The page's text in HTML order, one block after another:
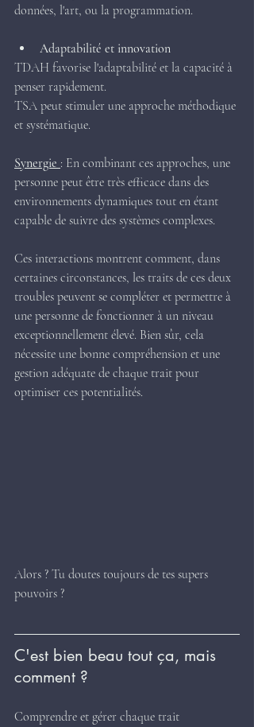
données, l'art, ou la programmation.
Adaptabilité et innovation
TDAH favorise l'adaptabilité et la capacité à
penser rapidement.
TSA peut stimuler une approche méthodique
et systématique.
Synergie : En combinant ces approches, une
personne peut être très efficace dans des
environnements dynamiques tout en étant
capable de suivre des systèmes complexes.
Ces interactions montrent comment, dans
certaines circonstances, les traits de ces deux
troubles peuvent se compléter et permettre à
une personne de fonctionner à un niveau
exceptionnellement élevé. Bien sûr, cela
nécessite une bonne compréhension et une
gestion adéquate de chaque trait pour
optimiser ces potentialités.
Alors ? Tu doutes toujours de tes supers
pouvoirs ?
C'est bien beau tout ça, mais
comment ?
Comprendre et gérer chaque trait